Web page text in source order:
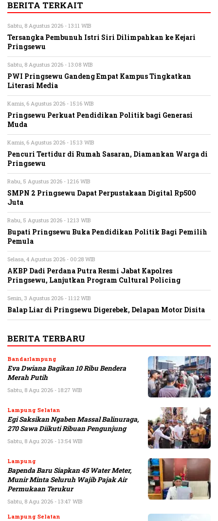
BERITA TERKAIT
Sabtu, 8 Agustus 2026 - 13:11 WIB
Tersangka Pembunuh Istri Siri Dilimpahkan ke Kejari
Pringsewu
Sabtu, 8 Agustus 2026 - 13:08 WIB
PWI Pringsewu Gandeng Empat Kampus Tingkatkan
Literasi Media
Kamis, 6 Agustus 2026 - 15:16 WIB
Pringsewu Perkuat Pendidikan Politik bagi Generasi
Muda
Kamis, 6 Agustus 2026 - 15:13 WIB
Pencuri Tertidur di Rumah Sasaran, Diamankan Warga di
Pringsewu
Rabu, 5 Agustus 2026 - 12:16 WIB
SMPN 2 Pringsewu Dapat Perpustakaan Digital Rp500
Juta
Rabu, 5 Agustus 2026 - 12:13 WIB
Bupati Pringsewu Buka Pendidikan Politik Bagi Pemilih
Pemula
Selasa, 4 Agustus 2026 - 00:28 WIB
AKBP Dadi Perdana Putra Resmi Jabat Kapolres
Pringsewu, Lanjutkan Program Cultural Policing
Senin, 3 Agustus 2026 - 11:12 WIB
Balap Liar di Pringsewu Digerebek, Delapan Motor Disita
BERITA TERBARU
Bandarlampung
Eva Dwiana Bagikan 10 Ribu Bendera
Merah Putih
Sabtu, 8 Agu 2026 - 18:27 WIB
Lampung Selatan
Egi Saksikan Ngaben Massal Balinuraga,
270 Sawa Diikuti Ribuan Pengunjung
Sabtu, 8 Agu 2026 - 13:54 WIB
Lampung
Bapenda Baru Siapkan 45 Water Meter,
Munir Minta Seluruh Wajib Pajak Air
Permukaan Terukur
Sabtu, 8 Agu 2026 - 13:47 WIB
Lampung Selatan